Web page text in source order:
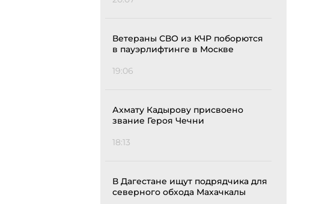
Ветераны СВО из КЧР поборются
в пауэрлифтинге в Москве
19:06
Ахмату Кадырову присвоено
звание Героя Чечни
18:13
В Дагестане ищут подрядчика для
северного обхода Махачкалы